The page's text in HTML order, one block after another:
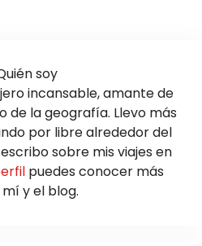
incansable, amante de
de la geografía. Llevo más
por libre alrededor del
sobre mis viajes en
puedes conocer más
y el blog.